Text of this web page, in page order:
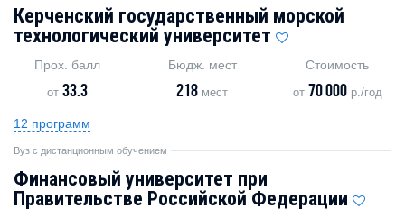
Керченский государственный морской
технологический университет
Прох. балл
от33.3
Бюдж. мест
218 мест
Стоимость
от 70 000р./год
12 программ
Вуз с дистанционным обучением
Финансовый университет при
Правительстве Российской Федерации